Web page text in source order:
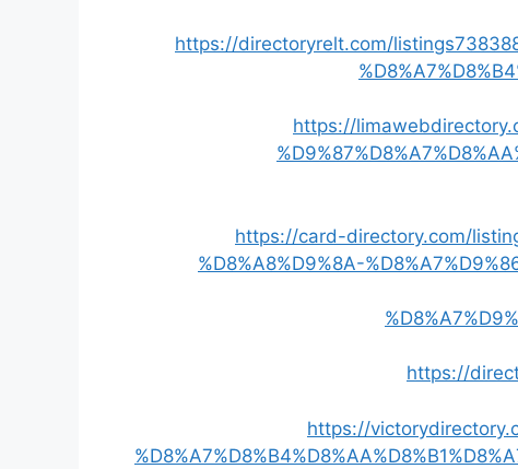
https://directoryrelt.com/
https://
https://card-directory.com/
%D8%A8%D9%8A-
https://
https://